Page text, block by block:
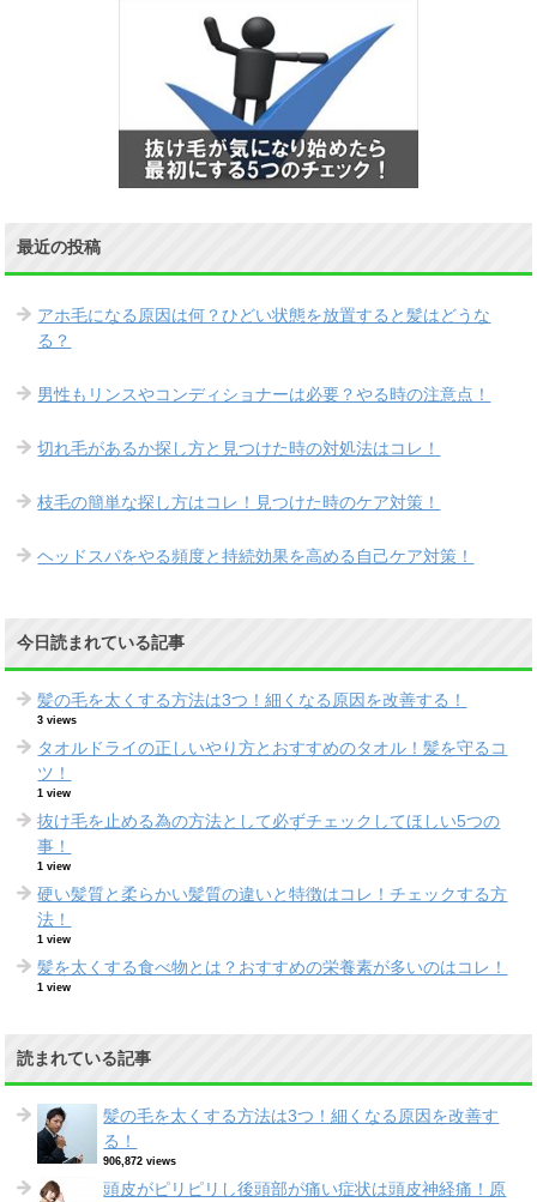
最近の投稿
アホ毛になる原因は何？ひどい状態を放置すると髪はどうな
る？
男性もリンスやコンディショナーは必要？やる時の注意点！
切れ毛があるか探し方と見つけた時の対処法はコレ！
枝毛の簡単な探し方はコレ！見つけた時のケア対策！
ヘッドスパをやる頻度と持続効果を高める自己ケア対策！
今日読まれている記事
髪の毛を太くする方法は3つ！細くなる原因を改善する！
3 views
タオルドライの正しいやり方とおすすめのタオル！髪を守るコ
ツ！
1 view
抜け毛を止める為の方法として必ずチェックしてほしい5つの
事！
1 view
硬い髪質と柔らかい髪質の違いと特徴はコレ！チェックする方
法！
1 view
髪を太くする食べ物とは？おすすめの栄養素が多いのはコレ！
1 view
読まれている記事
髪の毛を太くする方法は3つ！細くなる原因を改善す
る！
906,872 views
頭皮がピリピリし後頭部が痛い症状は頭皮神経痛！原